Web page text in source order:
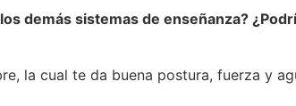
demás sistemas de enseñanza?
la cual te da buena postura, fuerza y